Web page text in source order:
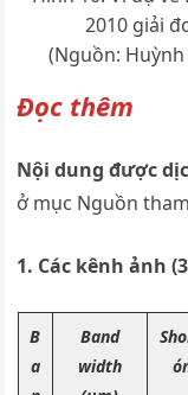
2010 giải
(Nguồn:
Đọc thêm
Nội dung được
ở mục Nguồn
1. Các kênh ảnh
B
a
Band
width